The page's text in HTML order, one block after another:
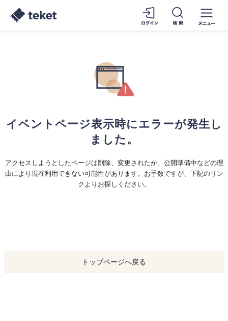
イベントページ表示時にエラーが発生し
ました。
アクセスしようとしたページは削除、変更されたか、公開準備中などの理
由により現在利用できない可能性があります。お手数ですが、下記のリン
クよりお探しください。
トップページへ戻る